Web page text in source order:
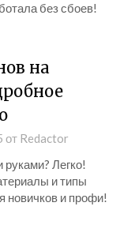
без сбоев!
на
от Redactor
руками? Легко!
и типы
новичков и профи!